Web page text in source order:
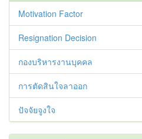
Motivation Factor
Resignation Decision
กองบริหารงานบุคคล
การตัดสินใจลาออก
ปัจจัยจูงใจ